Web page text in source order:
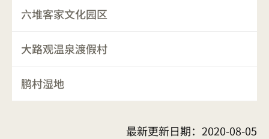
六堆客家文化园区
大路观温泉渡假村
鹏村湿地
最新更新日期： 2020-08-05